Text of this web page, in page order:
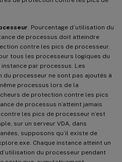
. Pourcentage d’utilisation du
de processus doit atteindre
contre les pics de processeur.
tous les processeurs logiques du
par processus. Les
du processeur ne sont pas ajoutés à
processus lors de la
de protection contre les pics
de processus n’atteint jamais
les pics de processeur n’est
sur un serveur VDA, dans
supposons qu’il existe de
Chaque instance atteint un
du processeur pendant